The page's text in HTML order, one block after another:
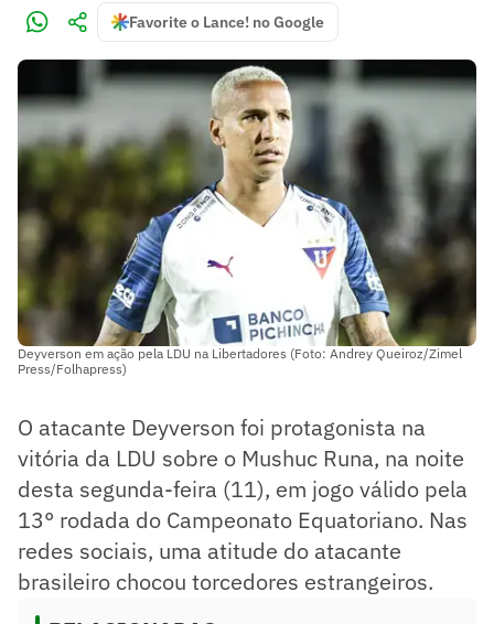
Favorite o Lance! no Google
Deyverson em ação pela LDU na Libertadores (Foto: Andrey Queiroz/Zimel
Press/Folhapress)
O atacante Deyverson foi protagonista na
vitória da LDU sobre o Mushuc Runa, na noite
desta segunda-feira (11), em jogo válido pela
13° rodada do Campeonato Equatoriano. Nas
redes sociais, uma atitude do atacante
brasileiro chocou torcedores estrangeiros.